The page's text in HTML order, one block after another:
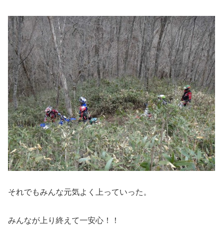
それでもみんな元気よく上っていった。
みんなが上り終えて一安心！！